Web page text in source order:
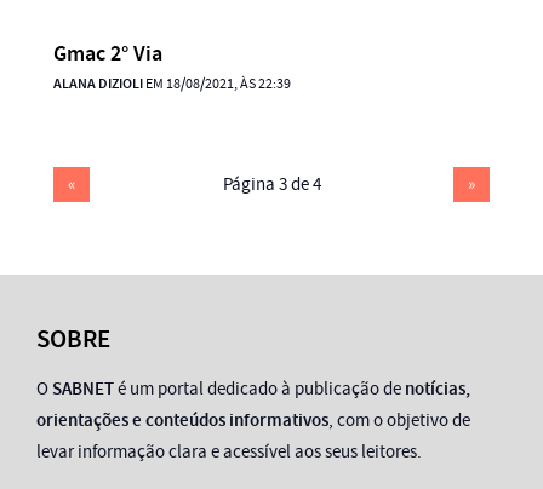
Gmac 2° Via
ALANA DIZIOLIEM 18/08/2021, ÀS 22:39
Página 3 de 4
« »
SOBRE
O SABNETé um portal dedicado à publicação de notícias,
orientações e conteúdos informativos, com o objetivo de
levar informação clara e acessível aos seus leitores.